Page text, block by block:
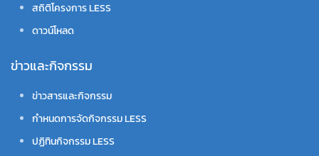
สถิติโครงการ LESS
ดาวน์โหลด
ข่าวและกิจกรรม
ข่าวสารและกิจกรรม
กำหนดการจัดกิจกรรม LESS
ปฏิทินกิจกรรม LESS